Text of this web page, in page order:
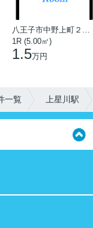
1R (5.00㎡)
1.5万円
一覧 上星川駅